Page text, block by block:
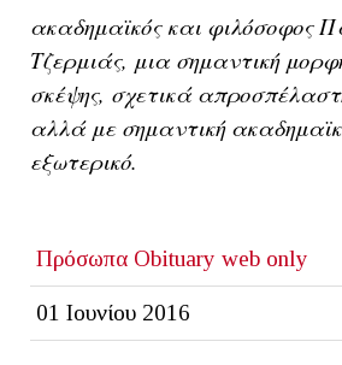
ακαδημαϊκός και φιλόσοφος
Τζερμιάς, μια σημαντική
σκέψης, σχετικά
αλλά με σημαντική
εξωτερικό.
Πρόσωπα Obituary web only
01 Ιουνίου 2016